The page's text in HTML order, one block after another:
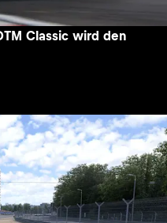
Classic wird den